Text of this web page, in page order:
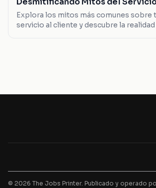
Explora los mitos más comunes sobre
servicio al cliente y descubre la
© 2026 The Jobs Printer. Publicado y operado